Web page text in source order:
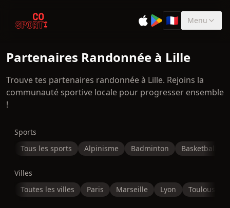
🇫🇷Sélectionner la
Menu
Partenaires Randonnée à Lille
Trouve tes partenaires randonnée à Lille. Rejoins la
communauté sportive locale pour progresser ensemble
!
Sports
Tous les sports
Alpinisme Badminton Basketball
Villes
Toutes les villes
Paris Marseille Lyon Toulouse